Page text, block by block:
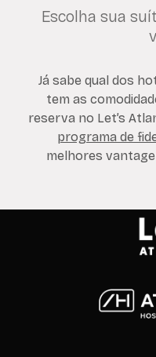
Escolha sua
Já sabe qual dos
tem as
reserva no Let’s
programa de
melhores